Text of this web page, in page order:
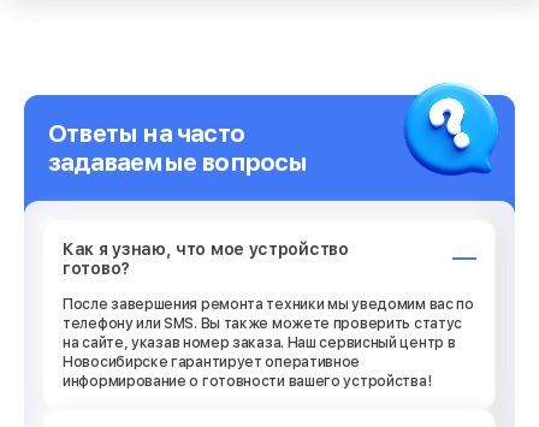
Ответы на часто
задаваемые вопросы
Как я узнаю, что мое устройство
готово?
После завершения ремонта техники мы уведомим вас по
телефону или SMS. Вы также можете проверить статус
на сайте, указав номер заказа. Наш сервисный центр в
Новосибирске гарантирует оперативное
информирование о готовности вашего устройства!